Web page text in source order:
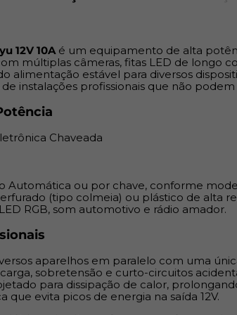
A Mad
Na
nossa
12V 10Aé um equipamento de alta
múltiplas câmeras, fitas LED de
alimentação estável para diversos
instalações profissionais que não
Chaveada
Automática ou por chave, conforme
(tipo colmeia) ou plástico de alta
RGB, som automotivo e rádio amador.
aparelhos em paralelo com uma
sobretensão e curto-circuitos
para dissipação de calor,
que evita picos de energia na saída 12V.